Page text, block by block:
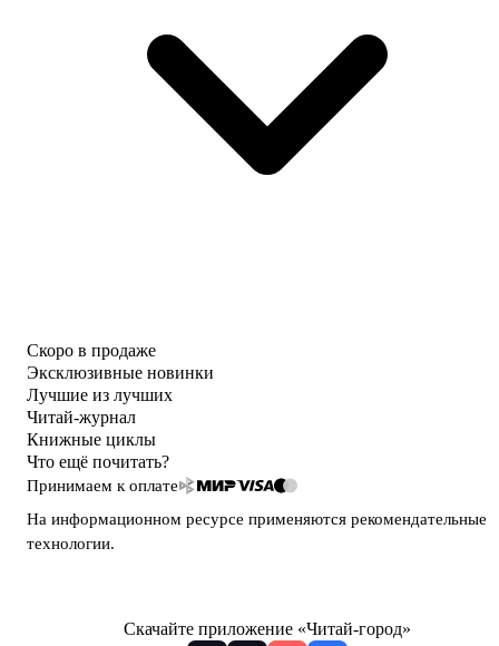
Скоро в продаже
Эксклюзивные новинки
Лучшие из лучших
Читай-журнал
Книжные циклы
Что ещё почитать?
Принимаем к оплате
На информационном ресурсе применяются рекомендательные
технологии.
Скачайте приложение «Читай-город»